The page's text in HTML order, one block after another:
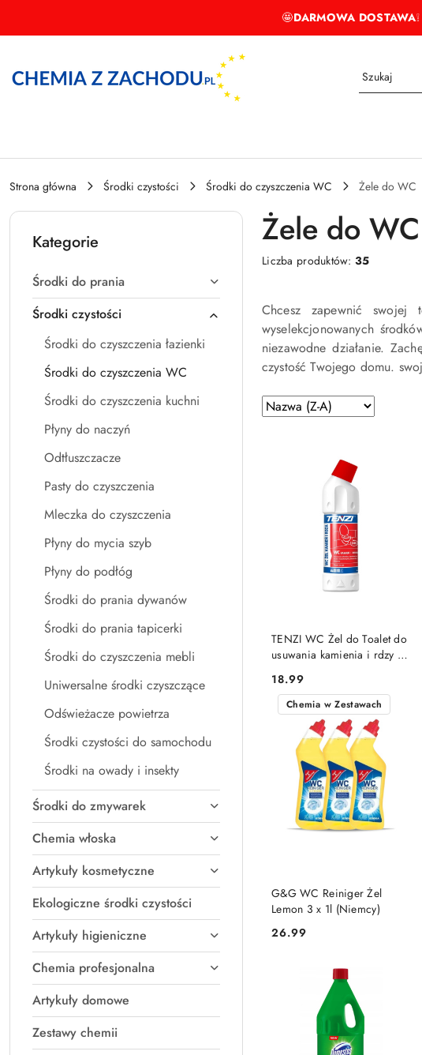
🤩DARMOWA DOSTAWA
Strona główna Środki czystości Środki do czyszczenia WC Żele do WC
Kategorie
Środki do prania
Środki czystości
Środki do czyszczenia łazienki
Środki do czyszczenia WC
Środki do czyszczenia kuchni
Płyny do naczyń
Odtłuszczacze
Pasty do czyszczenia
Mleczka do czyszczenia
Płyny do mycia szyb
Płyny do podłóg
Środki do prania dywanów
Środki do prania tapicerki
Środki do czyszczenia mebli
Uniwersalne środki czyszczące
Odświeżacze powietrza
Środki czystości do samochodu
Środki na owady i insekty
Środki do zmywarek
Chemia włoska
Artykuły kosmetyczne
Ekologiczne środki czystości
Artykuły higieniczne
Chemia profesjonalna
Artykuły domowe
Zestawy chemii
Żele do WC
Liczba produktów:35
Chcesz zapewnić
wyselekcjonowanych
niezawodne działanie.
czystość Twojego domu.
Zastosowano
sortowanie:
Sortuj
według
TENZI WC Żel do Toalet do
usuwania kamienia i rdzy z
Cena:
18.99
DO KOSZYKA
G&G WC Reiniger Żel
Lemon 3 x 1l (Niemcy)
Cena:
26.99
Chemia w Zestawach
DO KOSZYKA